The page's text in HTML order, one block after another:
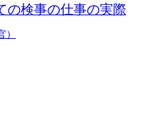
の検事の仕事の実際